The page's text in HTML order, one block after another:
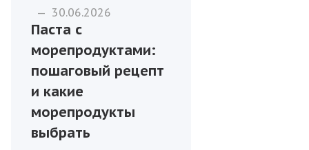
— 30.06.2026
Паста с
морепродуктами:
пошаговый рецепт
и какие
морепродукты
выбрать